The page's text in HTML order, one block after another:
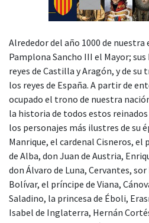
Alrededor del año 1000 de
Pamplona Sancho III el Mayor;
reyes de Castilla y Aragón, y de
los reyes de España. A partir de
ocupado el trono de nuestra
la historia de todos estos
los personajes más ilustres de su
Manrique, el cardenal Cisneros, el
de Alba, don Juan de Austria,
don Álvaro de Luna, Cervantes, sor
Bolívar, el príncipe de Viana,
Saladino, la princesa de Éboli,
Isabel de Inglaterra, Hernán